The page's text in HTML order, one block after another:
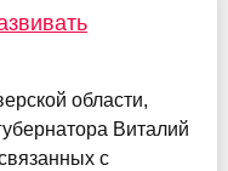
области,
Виталий
с